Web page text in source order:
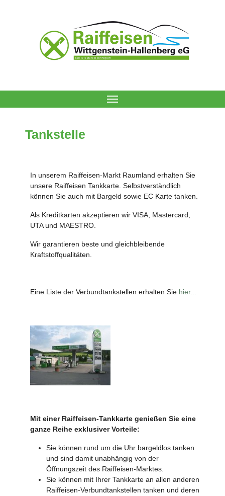
Navigation ein-/ausblenden
Tankstelle
In unserem Raiffeisen-Markt Raumland erhalten Sie
unsere Raiffeisen Tankkarte. Selbstverständlich
können Sie auch mit Bargeld sowie EC Karte tanken.
Als Kreditkarten akzeptieren wir VISA, Mastercard,
UTA und MAESTRO.
Wir garantieren beste und gleichbleibende
Kraftstoffqualitäten.
Eine Liste der Verbundtankstellen erhalten Sie hier...
Mit einer Raiffeisen-Tankkarte genießen Sie eine
ganze Reihe exklusiver Vorteile:
Sie können rund um die Uhr bargeldlos tanken
und sind damit unabhängig von der
Öffnungszeit des Raiffeisen-Marktes.
Sie können mit Ihrer Tankkarte an allen anderen
Raiffeisen-Verbundtankstellen tanken und deren